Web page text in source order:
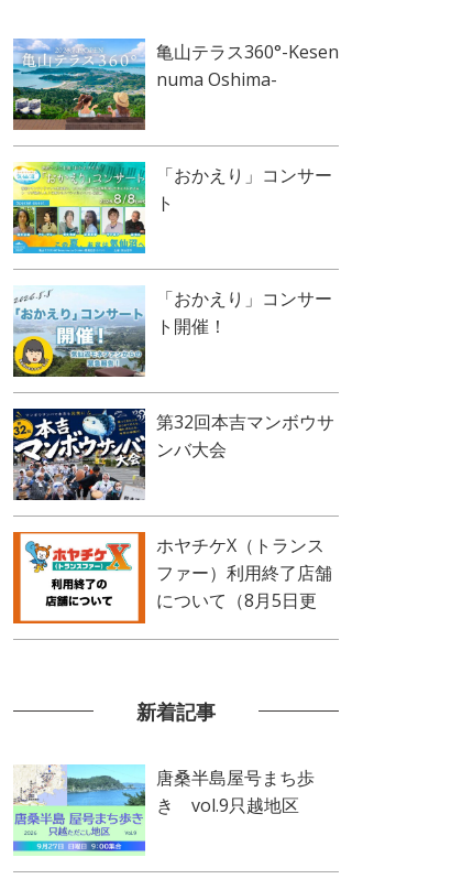
亀山テラス360°-Kesen
numa Oshima-
「おかえり」コンサー
ト
「おかえり」コンサー
ト開催！
第32回本吉マンボウサ
ンバ大会
ホヤチケX（トランス
ファー）利用終了店舗
について（8月5日更
新着記事
唐桑半島屋号まち歩
き vol.9只越地区